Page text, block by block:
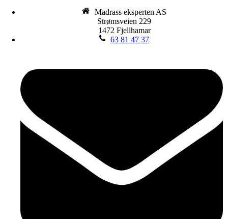
Madrass eksperten AS
Strømsveien 229
1472 Fjellhamar
63 81 47 37